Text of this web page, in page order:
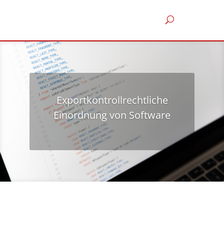
Exportkontrollrechtliche
Einordnung von Software